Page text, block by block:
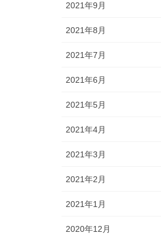
2021年9月
2021年8月
2021年7月
2021年6月
2021年5月
2021年4月
2021年3月
2021年2月
2021年1月
2020年12月